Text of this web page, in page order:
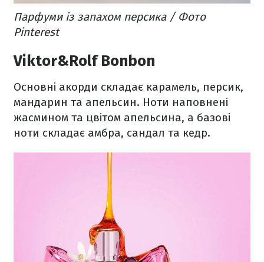
Парфуми із запахом персика / Фото
Pinterest
Viktor&Rolf Bonbon
Основні акорди складає карамель, персик,
мандарин та апельсин. Ноти наповнені
жасмином та цвітом апельсина, а базові
ноти складає амбра, сандал та кедр.